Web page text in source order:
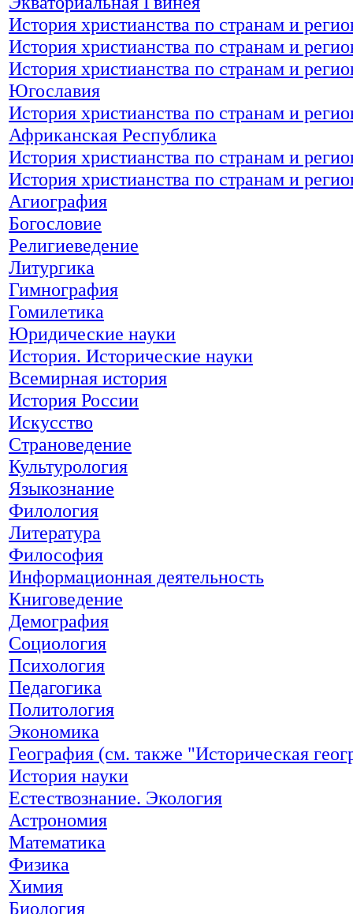
История христианства по странам и
История христианства по странам и
История христианства по странам и
Югославия
История христианства по странам и
Африканская Республика
История христианства по странам и
История христианства по странам и
Агиография
Богословие
Религиеведение
Литургика
Гимнография
Гомилетика
Юридические науки
История. Исторические науки
Всемирная история
История России
Искусство
Страноведение
Культурология
Языкознание
Филология
Литература
Философия
Информационная деятельность
Книговедение
Демография
Социология
Психология
Педагогика
Политология
Экономика
География (см. также "Историческая
История науки
Естествознание. Экология
Астрономия
Математика
Физика
Химия
Биология